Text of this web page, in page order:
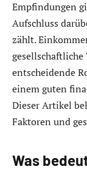
Empfindungen
Aufschluss
zählt.
entscheidende
einem guten
Dieser Artikel
Faktoren und
Was